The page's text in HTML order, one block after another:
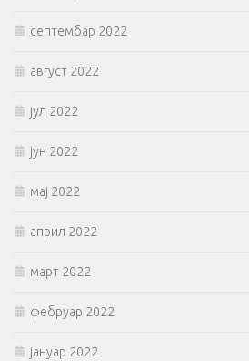
септембар 2022
август 2022
јул 2022
јун 2022
мај 2022
април 2022
март 2022
фебруар 2022
јануар 2022